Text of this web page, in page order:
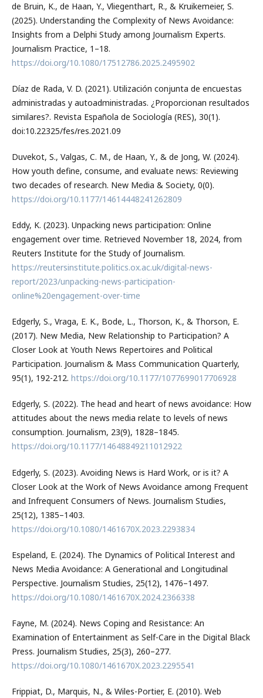
de Bruin, K., de Haan, Y., Vliegenthart, R., & Kruikemeier, S.
(2025). Understanding the Complexity of News Avoidance:
Insights from a Delphi Study among Journalism Experts.
Journalism Practice, 1–18.
https://doi.org/10.1080/17512786.2025.2495902
Díaz de Rada, V. D. (2021). Utilización conjunta de encuestas
administradas y autoadministradas. ¿Proporcionan resultados
similares?. Revista Española de Sociología (RES), 30(1).
doi:10.22325/fes/res.2021.09
Duvekot, S., Valgas, C. M., de Haan, Y., & de Jong, W. (2024).
How youth define, consume, and evaluate news: Reviewing
two decades of research. New Media & Society, 0(0).
https://doi.org/10.1177/14614448241262809
Eddy, K. (2023). Unpacking news participation: Online
engagement over time. Retrieved November 18, 2024, from
Reuters Institute for the Study of Journalism.
https://reutersinstitute.politics.ox.ac.uk/digital-news-
report/2023/unpacking-news-participation-
online%20engagement-over-time
Edgerly, S., Vraga, E. K., Bode, L., Thorson, K., & Thorson, E.
(2017). New Media, New Relationship to Participation? A
Closer Look at Youth News Repertoires and Political
Participation. Journalism & Mass Communication Quarterly,
95(1), 192-212. https://doi.org/10.1177/1077699017706928
Edgerly, S. (2022). The head and heart of news avoidance: How
attitudes about the news media relate to levels of news
consumption. Journalism, 23(9), 1828–1845.
https://doi.org/10.1177/14648849211012922
Edgerly, S. (2023). Avoiding News is Hard Work, or is it? A
Closer Look at the Work of News Avoidance among Frequent
and Infrequent Consumers of News. Journalism Studies,
25(12), 1385–1403.
https://doi.org/10.1080/1461670X.2023.2293834
Espeland, E. (2024). The Dynamics of Political Interest and
News Media Avoidance: A Generational and Longitudinal
Perspective. Journalism Studies, 25(12), 1476–1497.
https://doi.org/10.1080/1461670X.2024.2366338
Fayne, M. (2024). News Coping and Resistance: An
Examination of Entertainment as Self-Care in the Digital Black
Press. Journalism Studies, 25(3), 260–277.
https://doi.org/10.1080/1461670X.2023.2295541
Frippiat, D., Marquis, N., & Wiles-Portier, E. (2010). Web